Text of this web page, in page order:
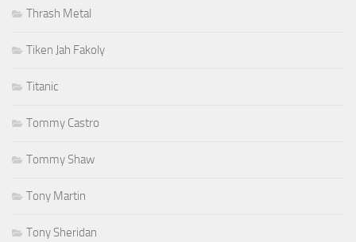
Thrash Metal
Tiken Jah Fakoly
Titanic
Tommy Castro
Tommy Shaw
Tony Martin
Tony Sheridan